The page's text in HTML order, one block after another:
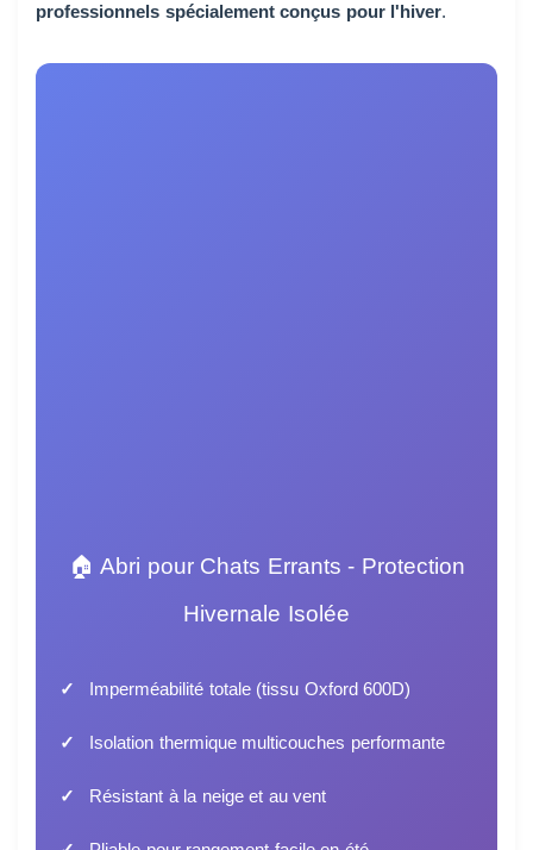
professionnels spécialement conçus pour l'hiver.
🏠 Abri pour Chats Errants - Protection
Hivernale Isolée
Imperméabilité totale (tissu Oxford 600D)
Isolation thermique multicouches performante
Résistant à la neige et au vent